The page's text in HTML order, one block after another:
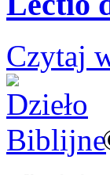
Czytaj